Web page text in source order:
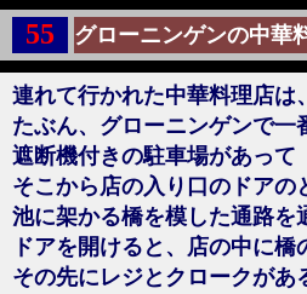
55 グローニンゲンの中華
連れて行かれた中華料理店は
たぶん、グローニンゲンで一
遮断機付きの駐車場があって
そこから店の入り口のドアの
池に架かる橋を模した通路を
ドアを開けると、店の中に橋
その先にレジとクロークがあ